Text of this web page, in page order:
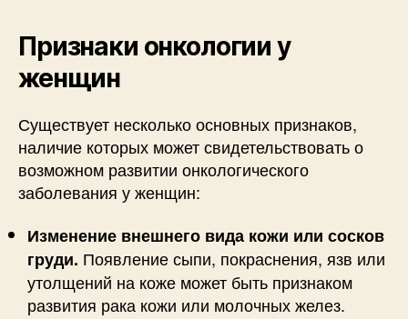
Признаки онкологии у
женщин
Существует несколько основных признаков,
наличие которых может свидетельствовать о
возможном развитии онкологического
заболевания у женщин:
Изменение внешнего вида кожи или сосков
груди. Появление сыпи, покраснения, язв или
утолщений на коже может быть признаком
развития рака кожи или молочных желез.